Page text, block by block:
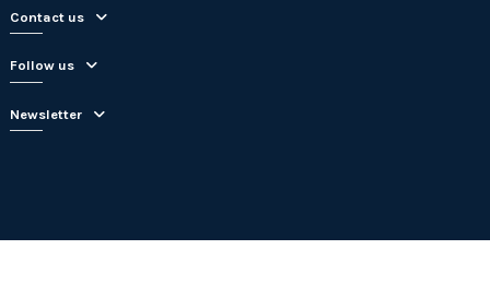
Contact us
Follow us
Newsletter